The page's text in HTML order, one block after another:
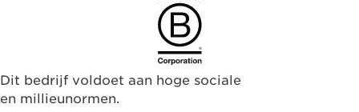
Dit bedrijf voldoet aan hoge sociale
en millieunormen.